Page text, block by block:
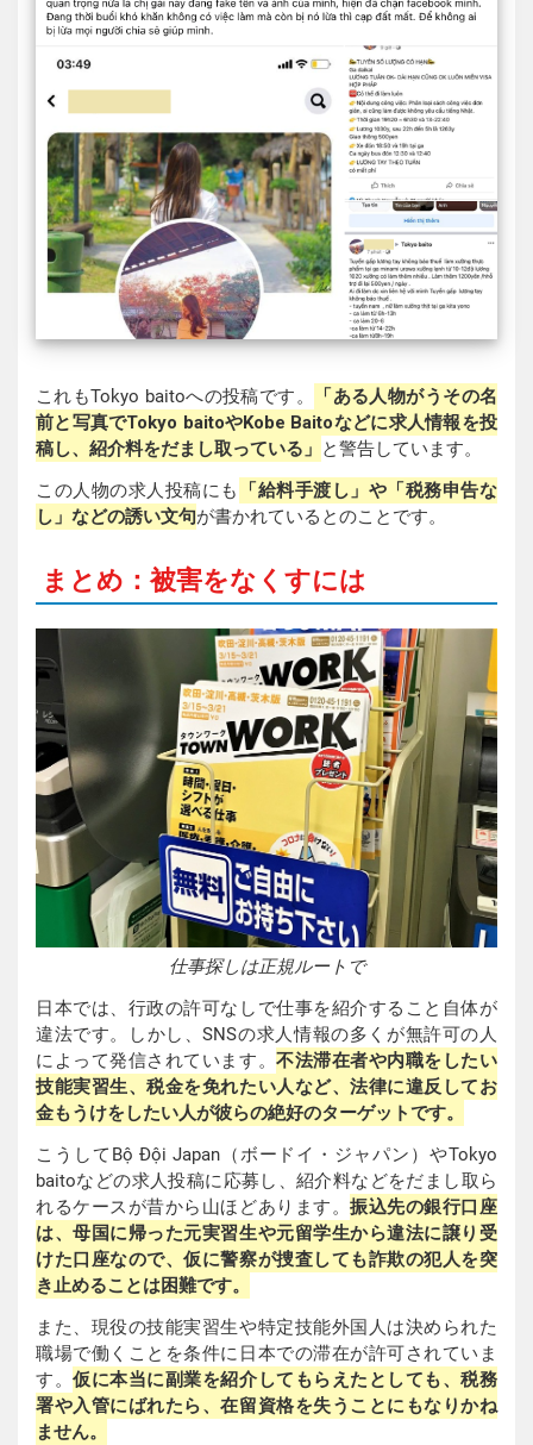
これもTokyo baitoへの投稿です。
「ある人物がうその名
前と写真でTokyo baitoやKobe Baitoなどに求人情報を投
稿し、紹介料をだまし取っている」 と警告しています。
この人物の求人投稿にも
「給料手渡し」や「税務申告な
し」などの誘い文句が書かれているとのことです。
まとめ：被害をなくすには
仕事探しは正規ルートで
日本では、行政の許可なしで仕事を紹介すること自体が
違法です。しかし、SNSの求人情報の多くが無許可の人
によって発信されています。不法滞在者や内職をしたい
技能実習生、税金を免れたい人など、法律に違反してお
金もうけをしたい人が彼らの絶好のターゲットです。
こうしてBộ Đội Japan（ボードイ・ジャパン）やTokyo
baitoなどの求人投稿に応募し、紹介料などをだまし取ら
れるケースが昔から山ほどあります。振込先の銀行口座
は、母国に帰った元実習生や元留学生から違法に譲り受
けた口座なので、仮に警察が捜査しても詐欺の犯人を突
き止めることは困難です。
また、現役の技能実習生や特定技能外国人は決められた
職場で働くことを条件に日本での滞在が許可されていま
す。仮に本当に副業を紹介してもらえたとしても、税務
署や入管にばれたら、在留資格を失うことにもなりかね
ません。